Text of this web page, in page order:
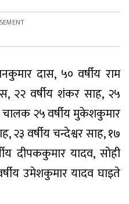
दास, ५० वर्षीय राम
२२ वर्षीय शंकर साह, २५
चालक २५ वर्षीय मुकेशकुमार
२३ वर्षीय चन्देश्वर साह, १७
दीपककुमार यादव, सोही
उमेशकुमार यादव घाइते